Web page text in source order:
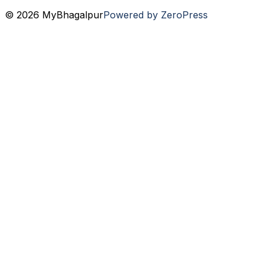
© 2026 MyBhagalpurPowered by ZeroPress